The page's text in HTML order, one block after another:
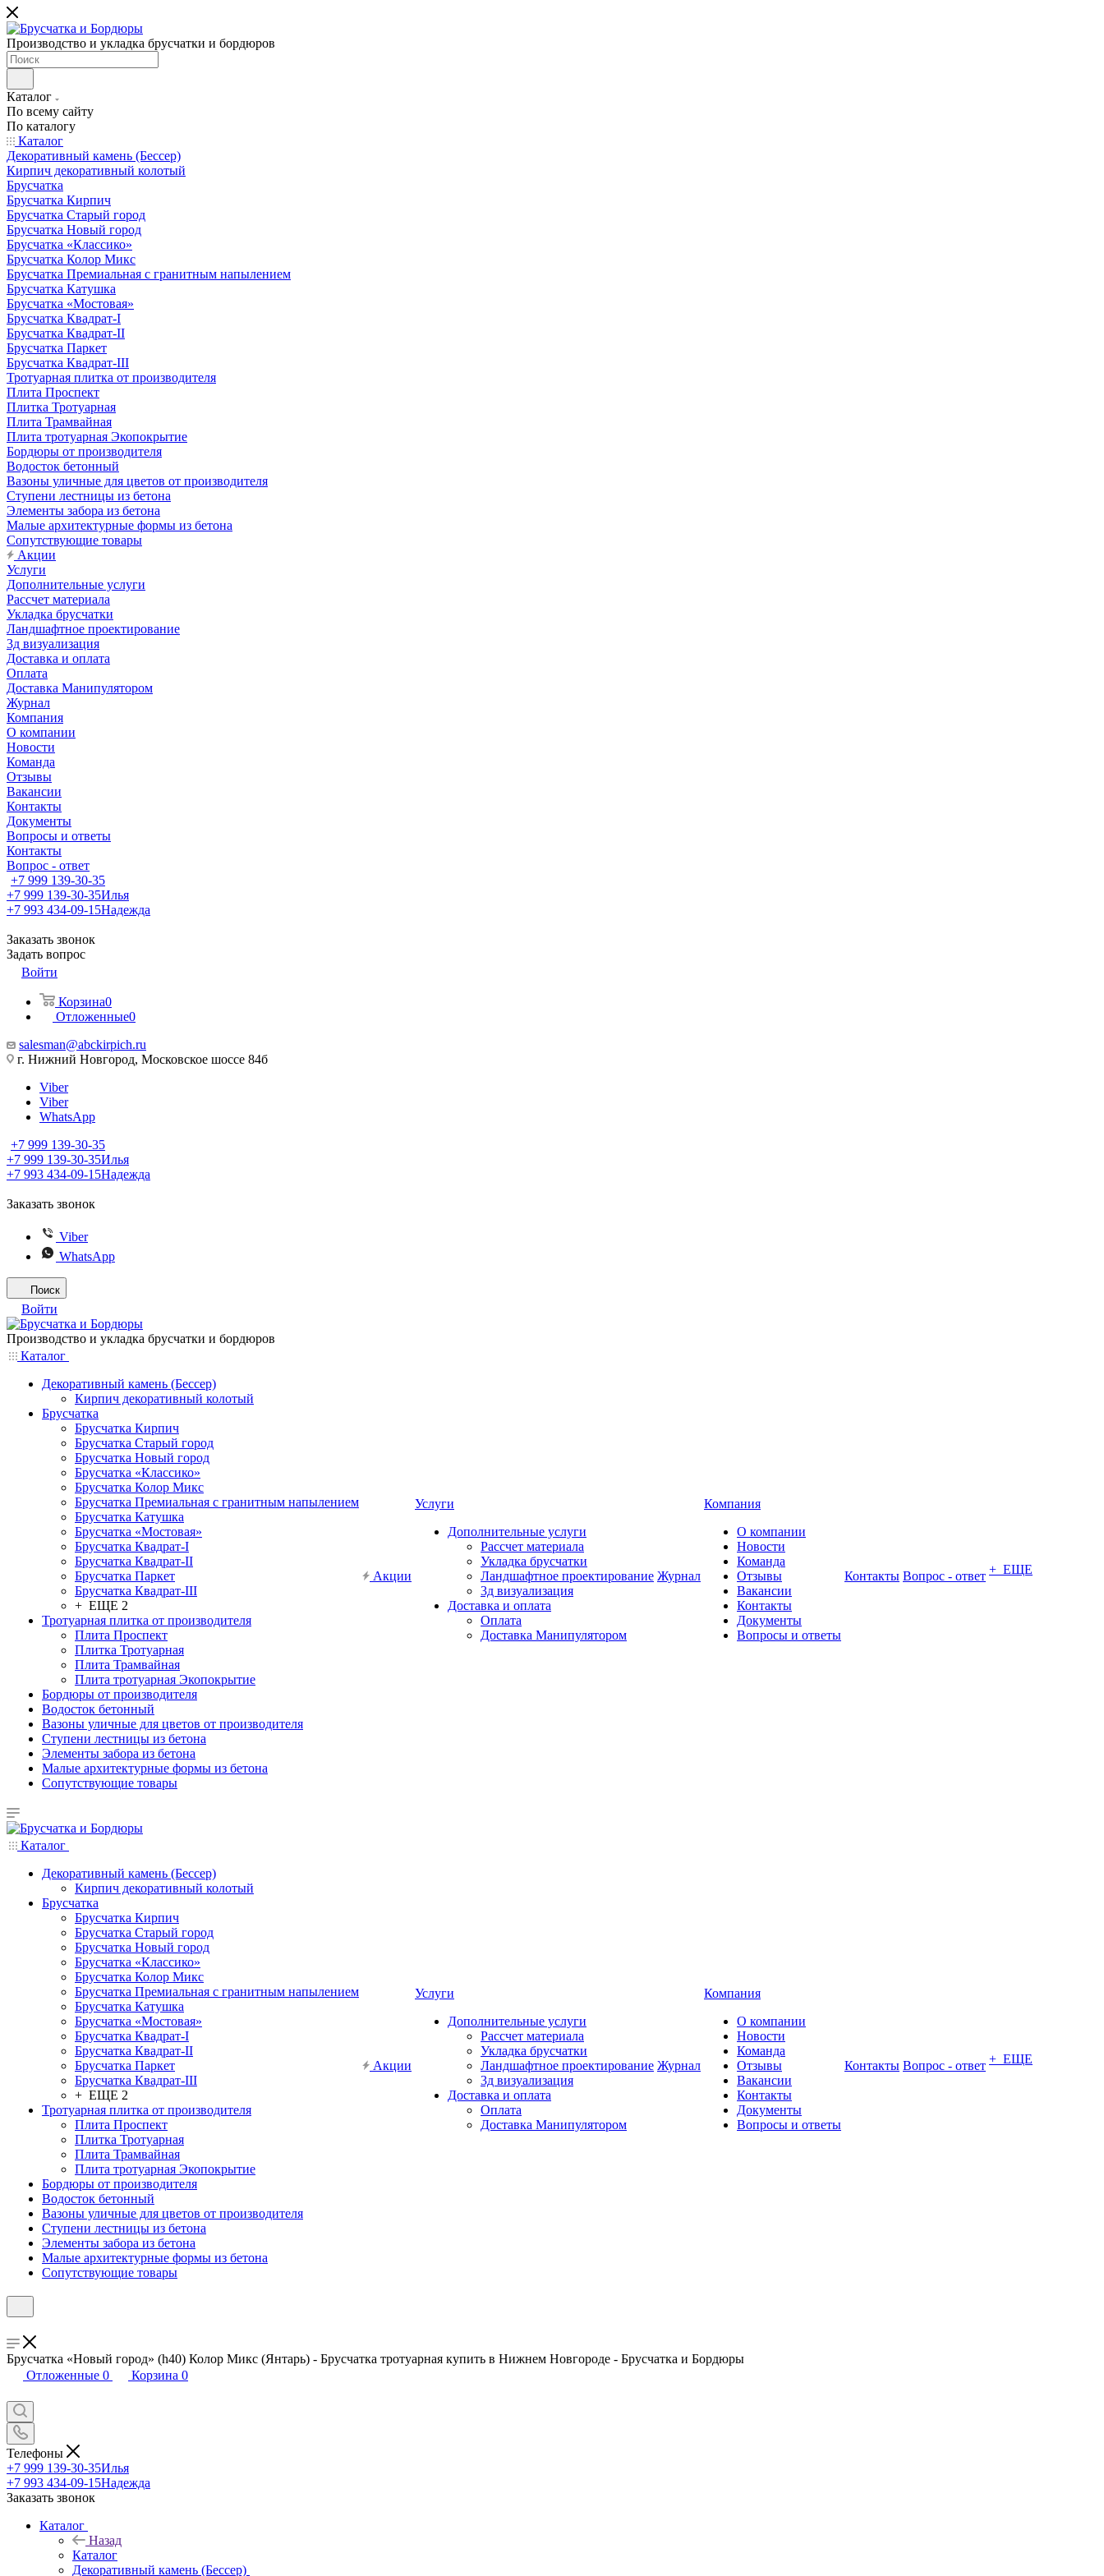
Производство и укладка брусчатки и бордюров
Каталог
По всему сайту
По каталогу
Каталог
Декоративный камень (Бессер)
Кирпич декоративный колотый
Брусчатка
Брусчатка Кирпич
Брусчатка Старый город
Брусчатка Новый город
Брусчатка «Классико»
Брусчатка Колор Микс
Брусчатка Премиальная с гранитным напылением
Брусчатка Катушка
Брусчатка «Мостовая»
Брусчатка Квадрат-I
Брусчатка Квадрат-II
Брусчатка Паркет
Брусчатка Квадрат-III
Тротуарная плитка от производителя
Плита Проспект
Плитка Тротуарная
Плита Трамвайная
Плита тротуарная Экопокрытие
Бордюры от производителя
Водосток бетонный
Вазоны уличные для цветов от производителя
Ступени лестницы из бетона
Элементы забора из бетона
Малые архитектурные формы из бетона
Сопутствующие товары
Акции
Услуги
Дополнительные услуги
Рассчет материала
Укладка брусчатки
Ландшафтное проектирование
3д визуализация
Доставка и оплата
Оплата
Доставка Манипулятором
Журнал
Компания
О компании
Новости
Команда
Отзывы
Вакансии
Контакты
Документы
Вопросы и ответы
Контакты
Вопрос - ответ
+7 999 139-30-35
+7 999 139-30-35Илья
+7 993 434-09-15Надежда
Заказать звонок
Задать вопрос
Войти
Корзина0
Отложенные0
salesman@abckirpich.ru
г. Нижний Новгород, Московское шоссе 84б
Viber
Viber
WhatsApp
+7 999 139-30-35
+7 999 139-30-35Илья
+7 993 434-09-15Надежда
Заказать звонок
Viber
WhatsApp
Поиск
Войти
Производство и укладка брусчатки и бордюров
Каталог
Декоративный камень (Бессер)
Кирпич декоративный колотый
Брусчатка
Брусчатка Кирпич
Брусчатка Старый город
Брусчатка Новый город
Брусчатка «Классико»
Брусчатка Колор Микс
Брусчатка Премиальная с гранитным напылением
Брусчатка Катушка
Брусчатка «Мостовая»
Брусчатка Квадрат-I
Брусчатка Квадрат-II
Брусчатка Паркет
Брусчатка Квадрат-III
+ ЕЩЕ 2
Тротуарная плитка от производителя
Плита Проспект
Плитка Тротуарная
Плита Трамвайная
Плита тротуарная Экопокрытие
Бордюры от производителя
Водосток бетонный
Вазоны уличные для цветов от производителя
Ступени лестницы из бетона
Элементы забора из бетона
Малые архитектурные формы из бетона
Сопутствующие товары
Акции
Услуги
Дополнительные услуги
Рассчет материала
Укладка брусчатки
Ландшафтное проектирование
3д визуализация
Доставка и оплата
Оплата
Доставка Манипулятором
Журнал
Компания
О компании
Новости
Команда
Отзывы
Вакансии
Контакты
Документы
Вопросы и ответы
Контакты Вопрос - ответ + ЕЩЕ
Каталог
Декоративный камень (Бессер)
Кирпич декоративный колотый
Брусчатка
Брусчатка Кирпич
Брусчатка Старый город
Брусчатка Новый город
Брусчатка «Классико»
Брусчатка Колор Микс
Брусчатка Премиальная с гранитным напылением
Брусчатка Катушка
Брусчатка «Мостовая»
Брусчатка Квадрат-I
Брусчатка Квадрат-II
Брусчатка Паркет
Брусчатка Квадрат-III
+ ЕЩЕ 2
Тротуарная плитка от производителя
Плита Проспект
Плитка Тротуарная
Плита Трамвайная
Плита тротуарная Экопокрытие
Бордюры от производителя
Водосток бетонный
Вазоны уличные для цветов от производителя
Ступени лестницы из бетона
Элементы забора из бетона
Малые архитектурные формы из бетона
Сопутствующие товары
Акции
Услуги
Дополнительные услуги
Рассчет материала
Укладка брусчатки
Ландшафтное проектирование
3д визуализация
Доставка и оплата
Оплата
Доставка Манипулятором
Журнал
Компания
О компании
Новости
Команда
Отзывы
Вакансии
Контакты
Документы
Вопросы и ответы
Контакты Вопрос - ответ + ЕЩЕ
Брусчатка «Новый город» (h40) Колор Микс (Янтарь) - Брусчатка тротуарная купить в Нижнем Новгороде - Брусчатка и Бордюры
Отложенные 0 Корзина 0
Телефоны
+7 999 139-30-35Илья
+7 993 434-09-15Надежда
Заказать звонок
Каталог
Назад
Каталог
Декоративный камень (Бессер)